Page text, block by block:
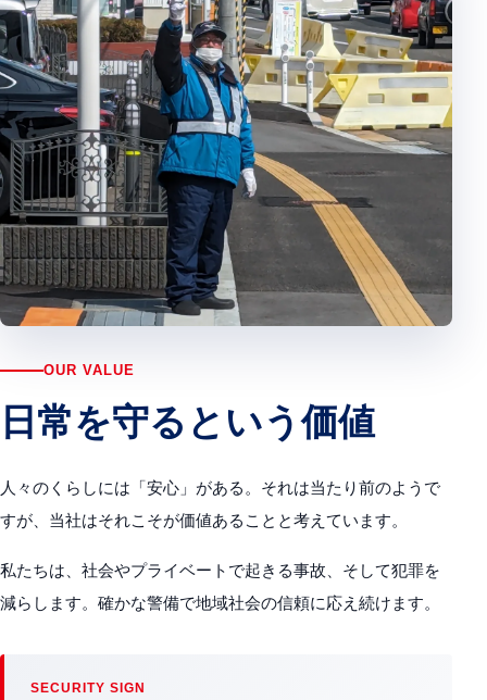
OUR VALUE
日常を守るという価値
人々のくらしには「安心」がある。それは当たり前のようで
すが、当社はそれこそが価値あることと考えています。
私たちは、社会やプライベートで起きる事故、そして犯罪を
減らします。確かな警備で地域社会の信頼に応え続けます。
SECURITY SIGN